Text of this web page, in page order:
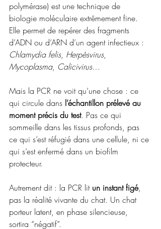
polymérase) est une technique de
biologie moléculaire extrêmement fine.
Elle permet de repérer des fragments
d’ADN ou d’ARN d’un agent infectieux :
Chlamydia felis, Herpèsvirus,
Mycoplasma, Calicivirus…
Mais la PCR ne voit qu’une chose : ce
qui circule dans l’échantillon prélevé au
moment précis du test. Pas ce qui
sommeille dans les tissus profonds, pas
ce qui s’est réfugié dans une cellule, ni ce
qui s’est enfermé dans un biofilm
protecteur.
Autrement dit : la PCR lit un instant figé,
pas la réalité vivante du chat. Un chat
porteur latent, en phase silencieuse,
sortira “négatif”.